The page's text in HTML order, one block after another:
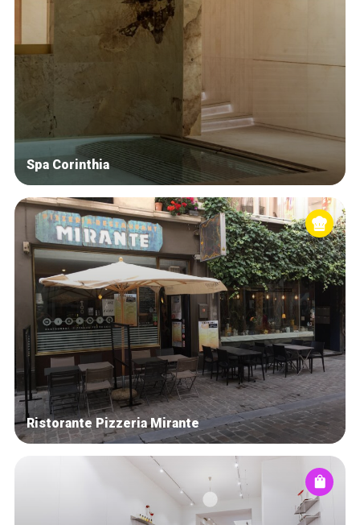
Spa Corinthia
Ristorante Pizzeria Mirante